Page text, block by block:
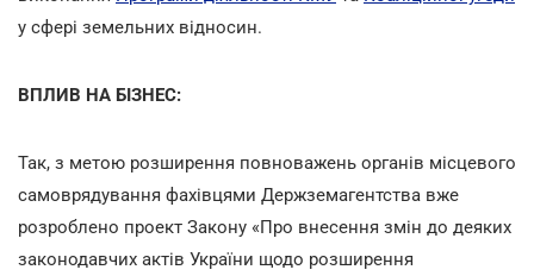
у сфері земельних відносин.
ВПЛИВ НА БІЗНЕС:
Так, з метою розширення повноважень органів місцевого
самоврядування фахівцями Держземагентства вже
розроблено проект Закону «Про внесення змін до деяких
законодавчих актів України щодо розширення